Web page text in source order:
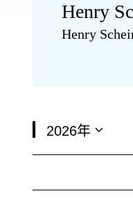
Henry
Henry